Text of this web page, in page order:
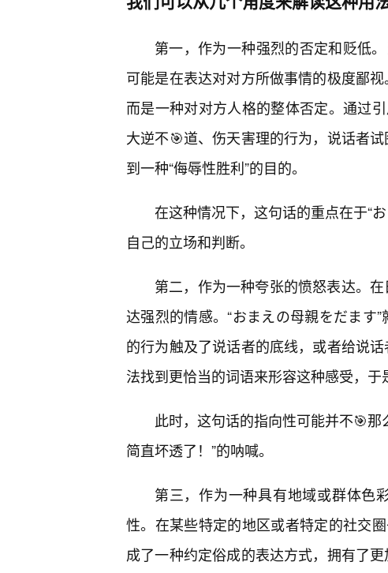
第一，作为一种强烈的否定和贬低
可能是在表达对对方所做事情的极度鄙
而是一种对对方人格的整体否定。通过
大逆不🎯道、伤天害理的行为，说话者
到一种“侮辱性胜利”的目的。
在这种情况下，这句话的重点在于“
自己的立场和判断。
第二，作为一种夸张的愤怒表达。
达强烈的情感。“おまえの母親をだます
的行为触及了说话者的底线，或者给说
法找到更恰当的词语来形容这种感受，于
此时，这句话的指向性可能并不🎯
简直坏透了！”的呐喊。
第三，作为一种具有地域或群体色
性。在某些特定的地区或者特定的社交
成了一种约定俗成的表达方式，拥有了